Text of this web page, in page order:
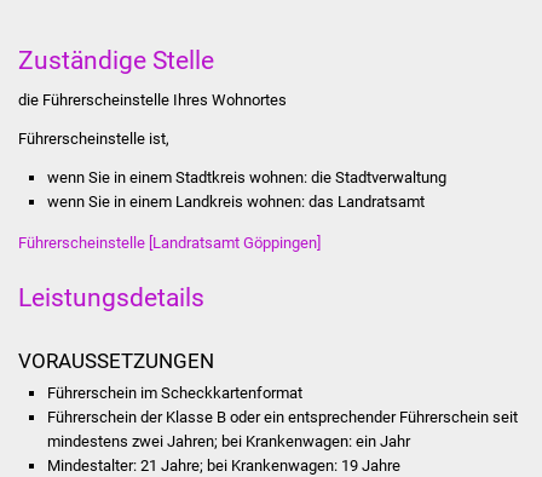
Projekte
Schulentwicklung Bizet
Ortsentwicklung
Presse
Zuständige Stelle
die Führerscheinstelle Ihres Wohnortes
Führerscheinstelle ist,
wenn Sie in einem Stadtkreis wohnen: die Stadtverwaltung
wenn Sie in einem Landkreis wohnen: das Landratsamt
Führerscheinstelle [Landratsamt Göppingen]
Leistungsdetails
VORAUSSETZUNGEN
Führerschein im Scheckkartenformat
Führerschein der Klasse B oder ein entsprechender Führerschein seit
mindestens zwei Jahren; bei Krankenwagen: ein Jahr
Mindestalter: 21 Jahre; bei Krankenwagen: 19 Jahre